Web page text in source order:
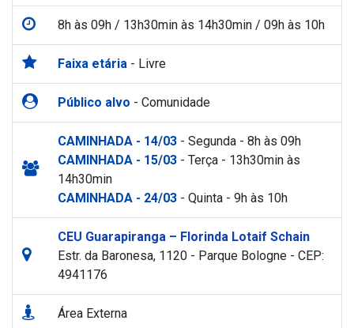
8h às 09h / 13h30min às 14h30min / 09h às 10h
Faixa etária - Livre
Público alvo - Comunidade
CAMINHADA - 14/03 - Segunda - 8h às 09h
CAMINHADA - 15/03 - Terça - 13h30min às
14h30min
CAMINHADA - 24/03 - Quinta - 9h às 10h
CEU Guarapiranga – Florinda Lotaif Schain
Estr. da Baronesa, 1120 - Parque Bologne - CEP:
4941176
Área Externa